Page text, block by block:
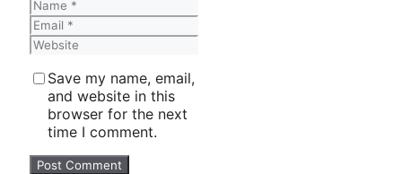
Email
Website
Save my name, email,
and website in this
browser for the next
time I comment.